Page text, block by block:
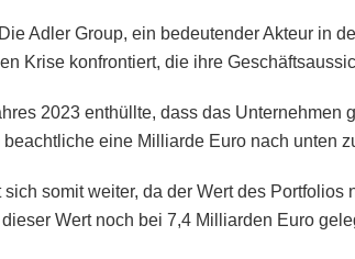
Adler Group, ein bedeutender Akteur in
Krise konfrontiert, die ihre
2023 enthüllte, dass das Unternehmen
eine Milliarde Euro nach unten
somit weiter, da der Wert des Portfolios
Wert noch bei 7,4 Milliarden Euro